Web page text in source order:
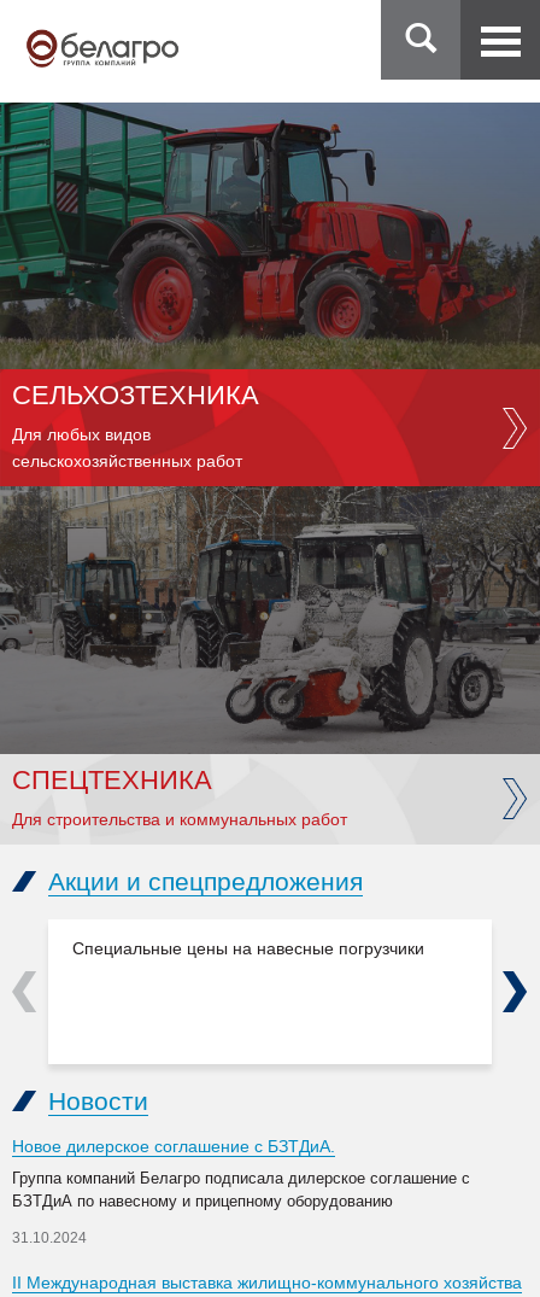
СЕЛЬХОЗТЕХНИКА
Для любых видов
сельскохозяйственных работ
СПЕЦТЕХНИКА
Для строительства и коммунальных работ
Акции и спецпредложения
Специальные цены на навесные погрузчики
Previous Next
Новости
Новое дилерское соглашение с БЗТДиА.
Группа компаний Белагро подписала дилерское соглашение с
БЗТДиА по навесному и прицепному оборудованию
31.10.2024
II Международная выставка жилищно-коммунального хозяйства